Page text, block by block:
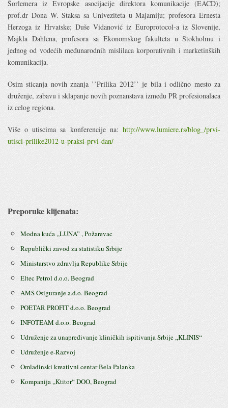
Šorlemera iz Evropske asocijacije direktora komunikacije (EACD);
prof.dr Dona W. Staksa sa Univeziteta u Majamiju; profesora Ernesta
Herzoga iz Hrvatske; Duše Vidanović iz Europrotocol-a iz Slovenije,
Majkla Dahlena, profesora sa Ekonomskog fakulteta u Stokholmu i
jednog od vodećih međunarodnih mislilaca korporativnih i marketinških
komunikacija.
Osim sticanja novih znanja ’’Prilika 2012’’ je bila i odlično mesto za
druženje, zabavu i sklapanje novih poznanstava između PR profesionalaca
iz celog regiona.
Više o utiscima sa konferencije na: http://www.lumiere.rs/blog_/prvi-
utisci-prilike2012-u-praksi-prvi-dan/
Preporuke klijenata:
Modna kuća ,,LUNA” , Požarevac
Republički zavod za statistiku Srbije
Ministarstvo zdravlja Republike Srbije
Eltec Petrol d.o.o. Beograd
AMS Osiguranje a.d.o. Beograd
POETAR PROFIT d.o.o. Beograd
INFOTEAM d.o.o. Beograd
Udruženje za unapređivanje kliničkih ispitivanja Srbije ,,KLINIS“
Udruženje e-Razvoj
Omladinski kreativni centar Bela Palanka
Kompanija ,,Ktitor“ DOO, Beograd